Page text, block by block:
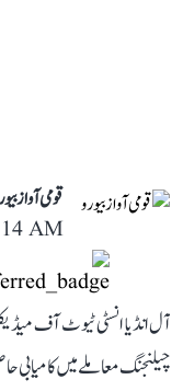
قومی آواز
AM
آل انڈیا انسٹی ٹیوٹ آف